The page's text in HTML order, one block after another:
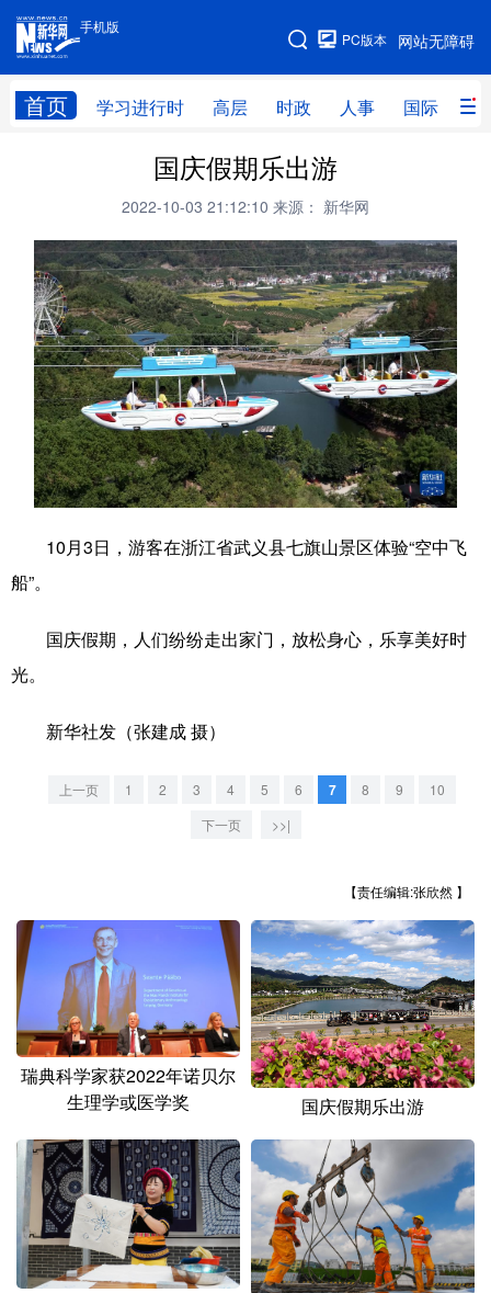
手机版
网站无障碍
PC版本
首页 学习进行时 高层 时政 人事 国际 财
手机版
网站地图
高层 时政
财经 网评
台湾 思客智库 全球连线 教育
科技 科创 量子 体育
文化 书画 健康 军事
访谈 视频 图片 政务
法律 中央文件 金融 汽车
食品 人居 信息化 数字经济
乡村振兴 银龄 溯源中国
彩票 悦读
文化产业
地方频道
江苏
福建 江西
山东 河南 湖北 湖南
广东 广西 海南 重庆
四川 贵州 云南 西藏
新疆 内蒙古 黑龙江
多语种频道
国庆假期乐出游
2022-10-03 21:12:10 来源： 新华网
10月3日，游客在浙江省武义县七旗山景区体验“空中飞
船”。
国庆假期，人们纷纷走出家门，放松身心，乐享美好时
光。
新华社发（张建成 摄）
上一页 1 2 3 4 5 6 7 8 9
10
下一页
>>|
【责任编辑:张欣然 】
瑞典科学家获2022年诺贝尔
生理学或医学奖
国庆假期乐出游